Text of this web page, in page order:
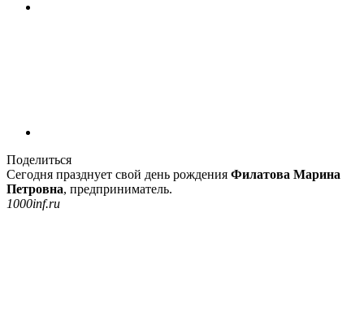
Поделиться
Сегодня празднует свой день рождения Филатова Марина
Петровна, предприниматель.
1000inf.ru